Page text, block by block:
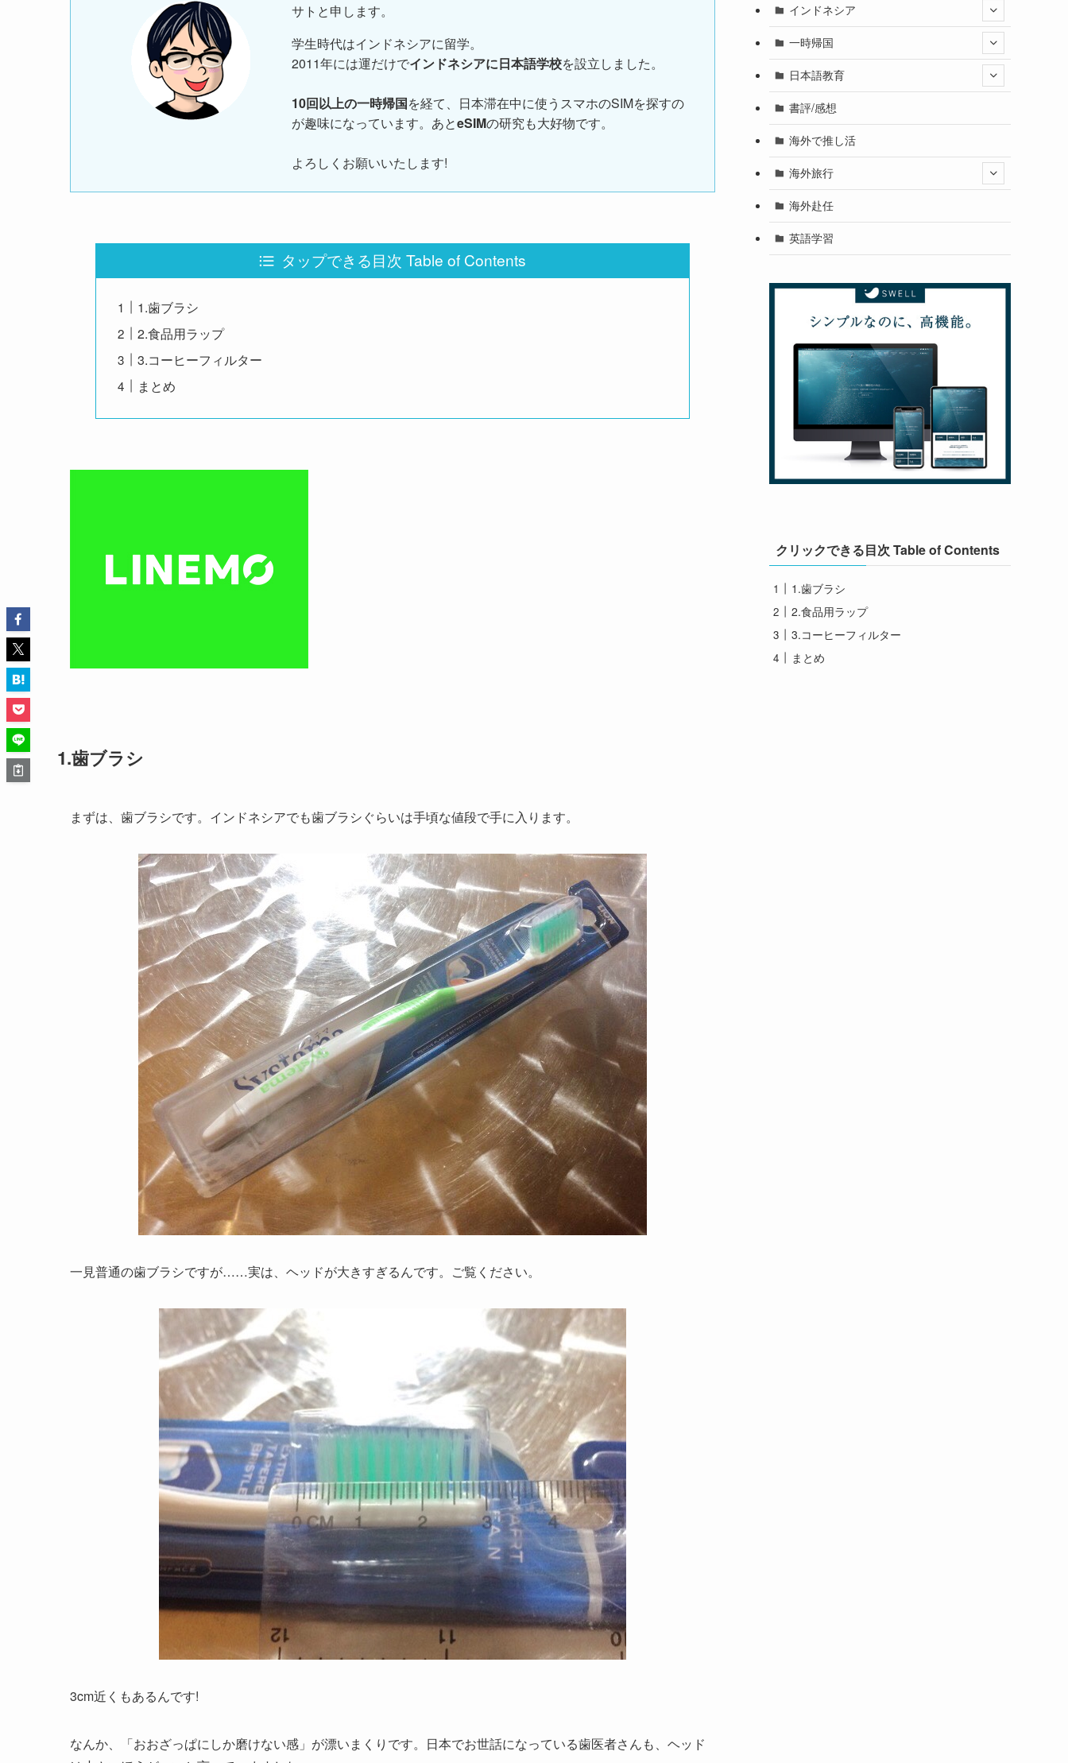
サトと申します。
学生時代はインドネシアに留学。
2011年には運だけでインドネシアに日本語学校を設立しました。
10回以上の一時帰国を経て、日本滞在中に使うスマホのSIMを探すの
が趣味になっています。あとeSIMの研究も大好物です。
よろしくお願いいたします!
タップできる目次 Table of Contents
1.歯ブラシ
2.食品用ラップ
3.コーヒーフィルター
まとめ
1.歯ブラシ
まずは、歯ブラシです。インドネシアでも歯ブラシぐらいは手頃な値段で手に入ります。
一見普通の歯ブラシですが……実は、ヘッドが大きすぎるんです。ご覧ください。
3cm近くもあるんです!
なんか、「おおざっぱにしか磨けない感」が漂いまくりです。日本でお世話になっている歯医者さんも、ヘッド
インドネシア
一時帰国
日本語教育
書評/感想
海外で推し活
海外旅行
海外赴任
英語学習
クリックできる目次 Table of Contents
1.歯ブラシ
2.食品用ラップ
3.コーヒーフィルター
まとめ